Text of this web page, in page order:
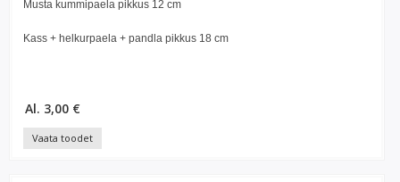
Musta kummipaela pikkus 12 cm
Kass + helkurpaela + pandla pikkus 18 cm
Al. 3,00 €
Vaata toodet